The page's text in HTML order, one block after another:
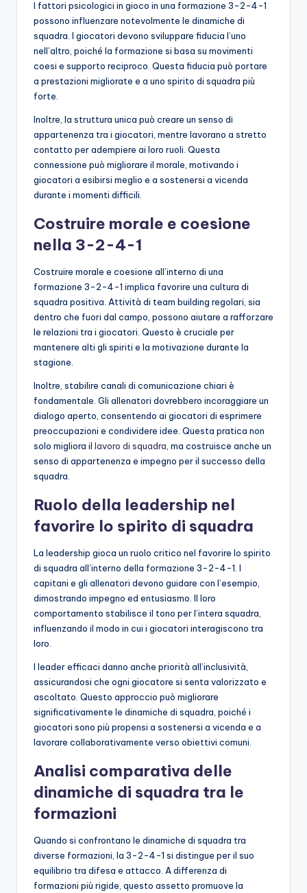
I fattori psicologici in gioco in una formazione 3-2-4-1
possono influenzare notevolmente le dinamiche di
squadra. I giocatori devono sviluppare fiducia l’uno
nell’altro, poiché la formazione si basa su movimenti
coesi e supporto reciproco. Questa fiducia può portare
a prestazioni migliorate e a uno spirito di squadra più
forte.
Inoltre, la struttura unica può creare un senso di
appartenenza tra i giocatori, mentre lavorano a stretto
contatto per adempiere ai loro ruoli. Questa
connessione può migliorare il morale, motivando i
giocatori a esibirsi meglio e a sostenersi a vicenda
durante i momenti difficili.
Costruire morale e coesione
nella 3-2-4-1
Costruire morale e coesione all’interno di una
formazione 3-2-4-1 implica favorire una cultura di
squadra positiva. Attività di team building regolari, sia
dentro che fuori dal campo, possono aiutare a rafforzare
le relazioni tra i giocatori. Questo è cruciale per
mantenere alti gli spiriti e la motivazione durante la
stagione.
Inoltre, stabilire canali di comunicazione chiari è
fondamentale. Gli allenatori dovrebbero incoraggiare un
dialogo aperto, consentendo ai giocatori di esprimere
preoccupazioni e condividere idee. Questa pratica non
solo migliora il lavoro di squadra , ma costruisce anche un
senso di appartenenza e impegno per il successo della
squadra.
Ruolo della leadership nel
favorire lo spirito di squadra
La leadership gioca un ruolo critico nel favorire lo spirito
di squadra all’interno della formazione 3-2-4-1. I
capitani e gli allenatori devono guidare con l’esempio,
dimostrando impegno ed entusiasmo. Il loro
comportamento stabilisce il tono per l’intera squadra,
influenzando il modo in cui i giocatori interagiscono tra
loro.
I leader efficaci danno anche priorità all’inclusività,
assicurandosi che ogni giocatore si senta valorizzato e
ascoltato. Questo approccio può migliorare
significativamente le dinamiche di squadra, poiché i
giocatori sono più propensi a sostenersi a vicenda e a
lavorare collaborativamente verso obiettivi comuni.
Analisi comparativa delle
dinamiche di squadra tra le
formazioni
Quando si confrontano le dinamiche di squadra tra
diverse formazioni, la 3-2-4-1 si distingue per il suo
equilibrio tra difesa e attacco. A differenza di
formazioni più rigide, questo assetto promuove la